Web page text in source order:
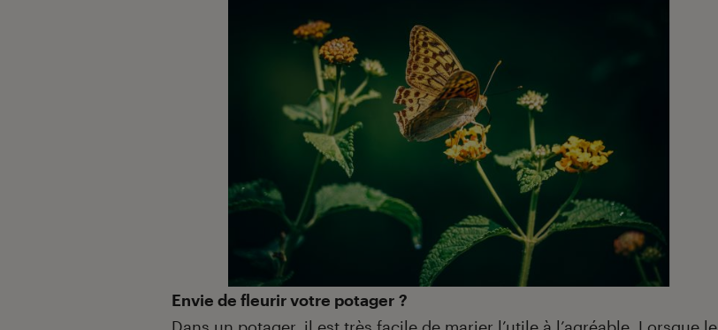
Envie de fleurir votre potager ?
Dans un potager, il est très facile de marier l’utile à l’agréable. Lorsque le